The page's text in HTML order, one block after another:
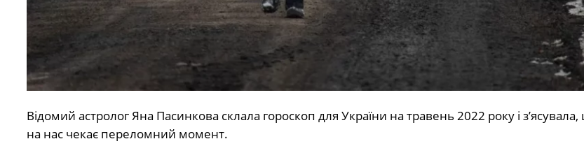
Відомий астролог Яна Пасинкова склала гороскоп для України на травень 2022 року і
на нас чекає переломний момент.